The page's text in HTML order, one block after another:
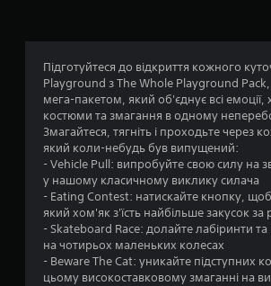
Підготуйтеся до відкриття кожного
Playground з The Whole Playground
мега-пакетом, який об'єднує всі
костюми та змагання в одному
Змагайтеся, тягніть і проходьте через
який коли-небудь був випущений:
- Vehicle Pull: випробуйте свою силу на
у нашому класичному виклику силача
- Eating Contest: натискайте кнопку,
який хом'як з'їсть найбільше закусок
- Skateboard Race: долайте лабіринти та
на чотирьох маленьких колесах
- Beware The Cat: уникайте підступних
цьому високоставковому змаганні на